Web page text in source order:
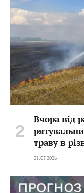
Вчора від
траву в
31.07.2026